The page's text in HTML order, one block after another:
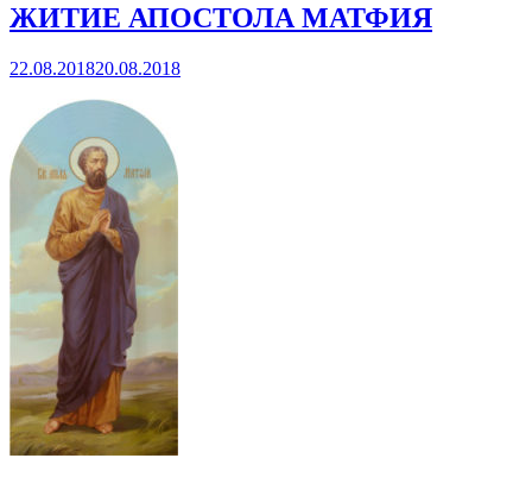
ЖИТИЕ АПОСТОЛА МАТФИЯ
22.08.201820.08.2018